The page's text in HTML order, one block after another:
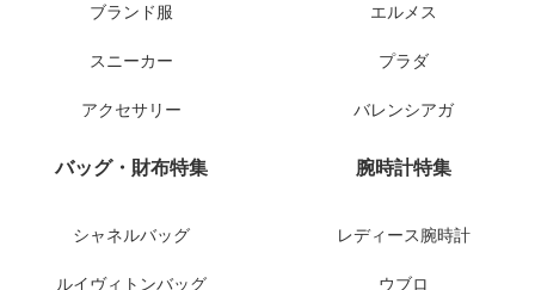
ブランド服
スニーカー
アクセサリー
エルメス
プラダ
バレンシアガ
バッグ・財布特集
シャネルバッグ
ルイヴィトンバッグ
腕時計特集
レディース腕時計
ウブロ